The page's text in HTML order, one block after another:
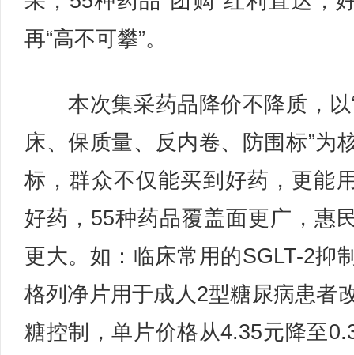
再“高不可攀”。
本次集采药品降价不降质，以
床、保质量、反内卷、防围标”为
标，群众不仅能买到好药，更能
好药，55种药品覆盖面更广，惠
更大。如：临床常用的SGLT-2抑
格列净片用于成人2型糖尿病患者
糖控制，单片价格从4.35元降至